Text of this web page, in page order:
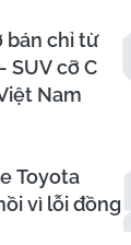
bán chỉ từ
SUV cỡ C
Nam
Toyota
vì lỗi đồng